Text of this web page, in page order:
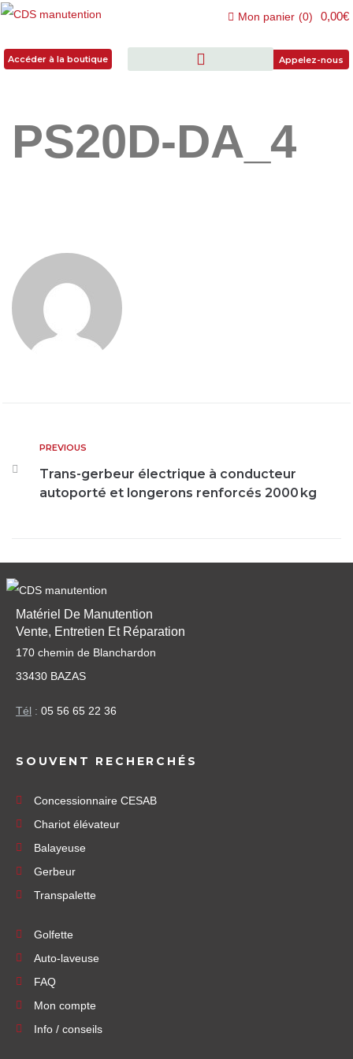
Accéder à la boutique
Mon panier (0) 0,00€
Appelez-nous
PS20D-DA_4
PREVIOUS
Trans-gerbeur électrique à conducteur
autoporté et longerons renforcés 2000 kg
Matériel De Manutention
Vente, Entretien Et Réparation
170 chemin de Blanchardon
33430 BAZAS
Tél : 05 56 65 22 36
SOUVENT RECHERCHÉS
Concessionnaire CESAB
Chariot élévateur
Balayeuse
Gerbeur
Transpalette
Golfette
Auto-laveuse
FAQ
Mon compte
Info / conseils